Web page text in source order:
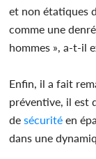
et non étatiques
comme une
hommes », a-t-il
Enfin, il a fait
préventive, il est
desécurité en
dans une